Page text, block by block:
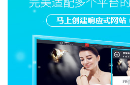
元。国美共享零售模式、“家•生活”战